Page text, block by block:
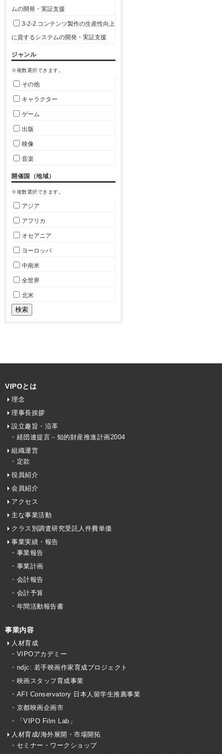
ムの開発・実証支援
3-2-2.コンテンツ製作の生産性向上
に資するシステムの開発・実証支援
ジャンル
※複数選択できます。
その他
キャラクター
ゲーム
出版
映像
音楽
開催国（地域）
※複数選択できます。
アジア
アフリカ
オセアニア
ヨーロッパ
中南米
全世界
北米
VIPOとは
理念
理事長挨拶
設立趣旨・沿革
・経団連提言－知的財産推進計画2004
組織運営
・定款
役員紹介
会員紹介
アクセス
主な事業活動
クラス別調査研究受託人件費単価
事業実績・報告
・事業報告
・事業計画
・会計報告
・会計予算
・年間活動報告書
事業内容
人材育成
・VIPOアカデミー
・ndjc: 若手映画作家育成プロジェクト
・映画スタッフ育成事業
・AFI Conservatory 日本人留学生推薦事業
・京都映画企画市
・「VIPO Film Lab」
人材育成/海外展開・市場開拓
・セミナー・ワークショップ